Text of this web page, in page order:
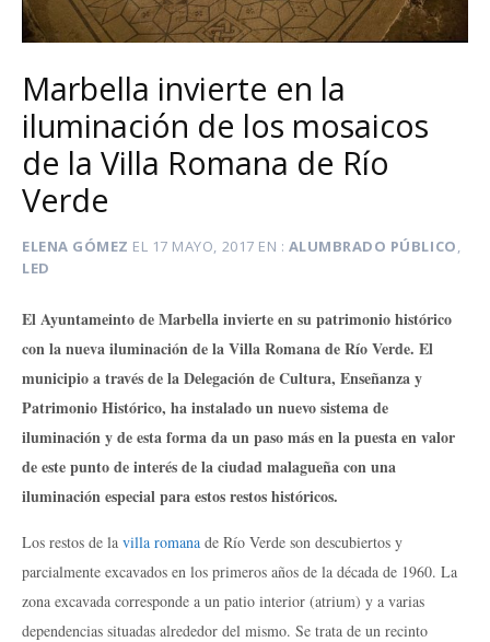
Marbella invierte en la
iluminación de los mosaicos
de la Villa Romana de Río
Verde
ELENA GÓMEZ EL 17 MAYO, 2017 EN ALUMBRADO PÚBLICO,
LED
El Ayuntameinto de Marbella invierte en su patrimonio histórico
con la nueva iluminación de la Villa Romana de Río Verde. El
municipio a través de la Delegación de Cultura, Enseñanza y
Patrimonio Histórico, ha instalado un nuevo sistema de
iluminación y de esta forma da un paso más en la puesta en valor
de este punto de interés de la ciudad malagueña con una
iluminación especial para estos restos históricos.
Los restos de la villa romana de Río Verde son descubiertos y
parcialmente excavados en los primeros años de la década de 1960. La
zona excavada corresponde a un patio interior (atrium) y a varias
dependencias situadas alrededor del mismo. Se trata de un recinto